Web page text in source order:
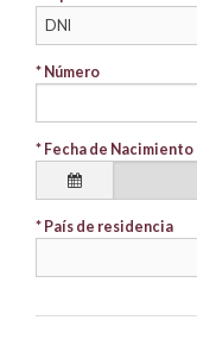
* Número
* Fecha de Nacimiento
* País de residencia